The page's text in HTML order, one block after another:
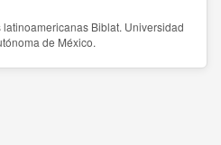
Biblat. Universidad
de México.